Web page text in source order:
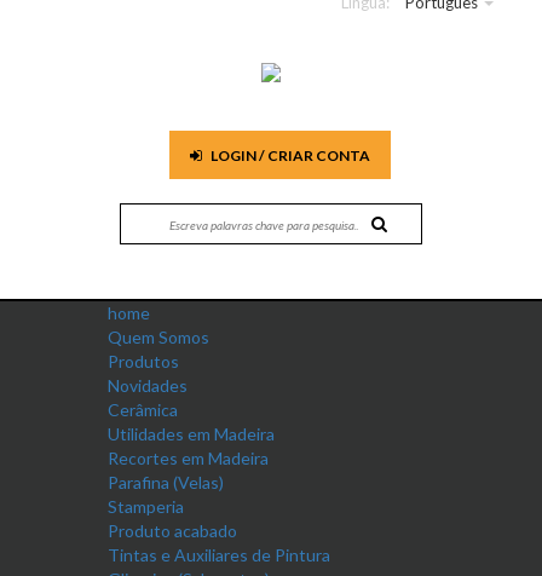
LOGIN / CRIAR CONTA
home
Quem Somos
Produtos
Novidades
Cerâmica
Utilidades em Madeira
Recortes em Madeira
Parafina (Velas)
Stamperia
Produto acabado
Tintas e Auxiliares de Pintura